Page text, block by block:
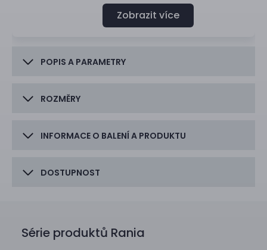
Zobrazit více
POPIS A PARAMETRY
ROZMĚRY
INFORMACE O BALENÍ A PRODUKTU
DOSTUPNOST
Série produktů Rania